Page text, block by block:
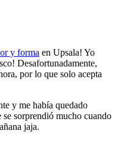
y forma en Upsala! Yo
Desafortunadamente,
por lo que solo acepta
y me había quedado
sorprendió mucho cuando
jaja.